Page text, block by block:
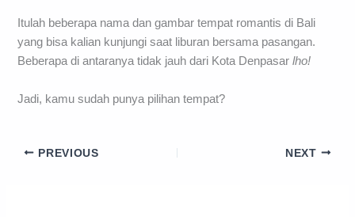
Itulah beberapa nama dan gambar tempat romantis di Bali
yang bisa kalian kunjungi saat liburan bersama pasangan.
Beberapa di antaranya tidak jauh dari Kota Denpasarlho!
Jadi, kamu sudah punya pilihan tempat?
PREVIOUS NEXT